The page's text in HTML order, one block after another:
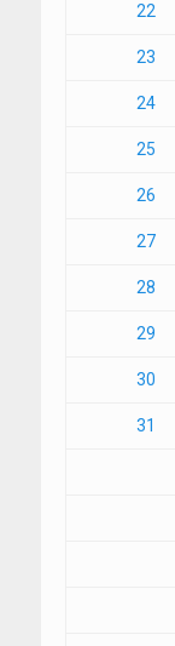
22
23
24
25
26
27
28
29
30
31